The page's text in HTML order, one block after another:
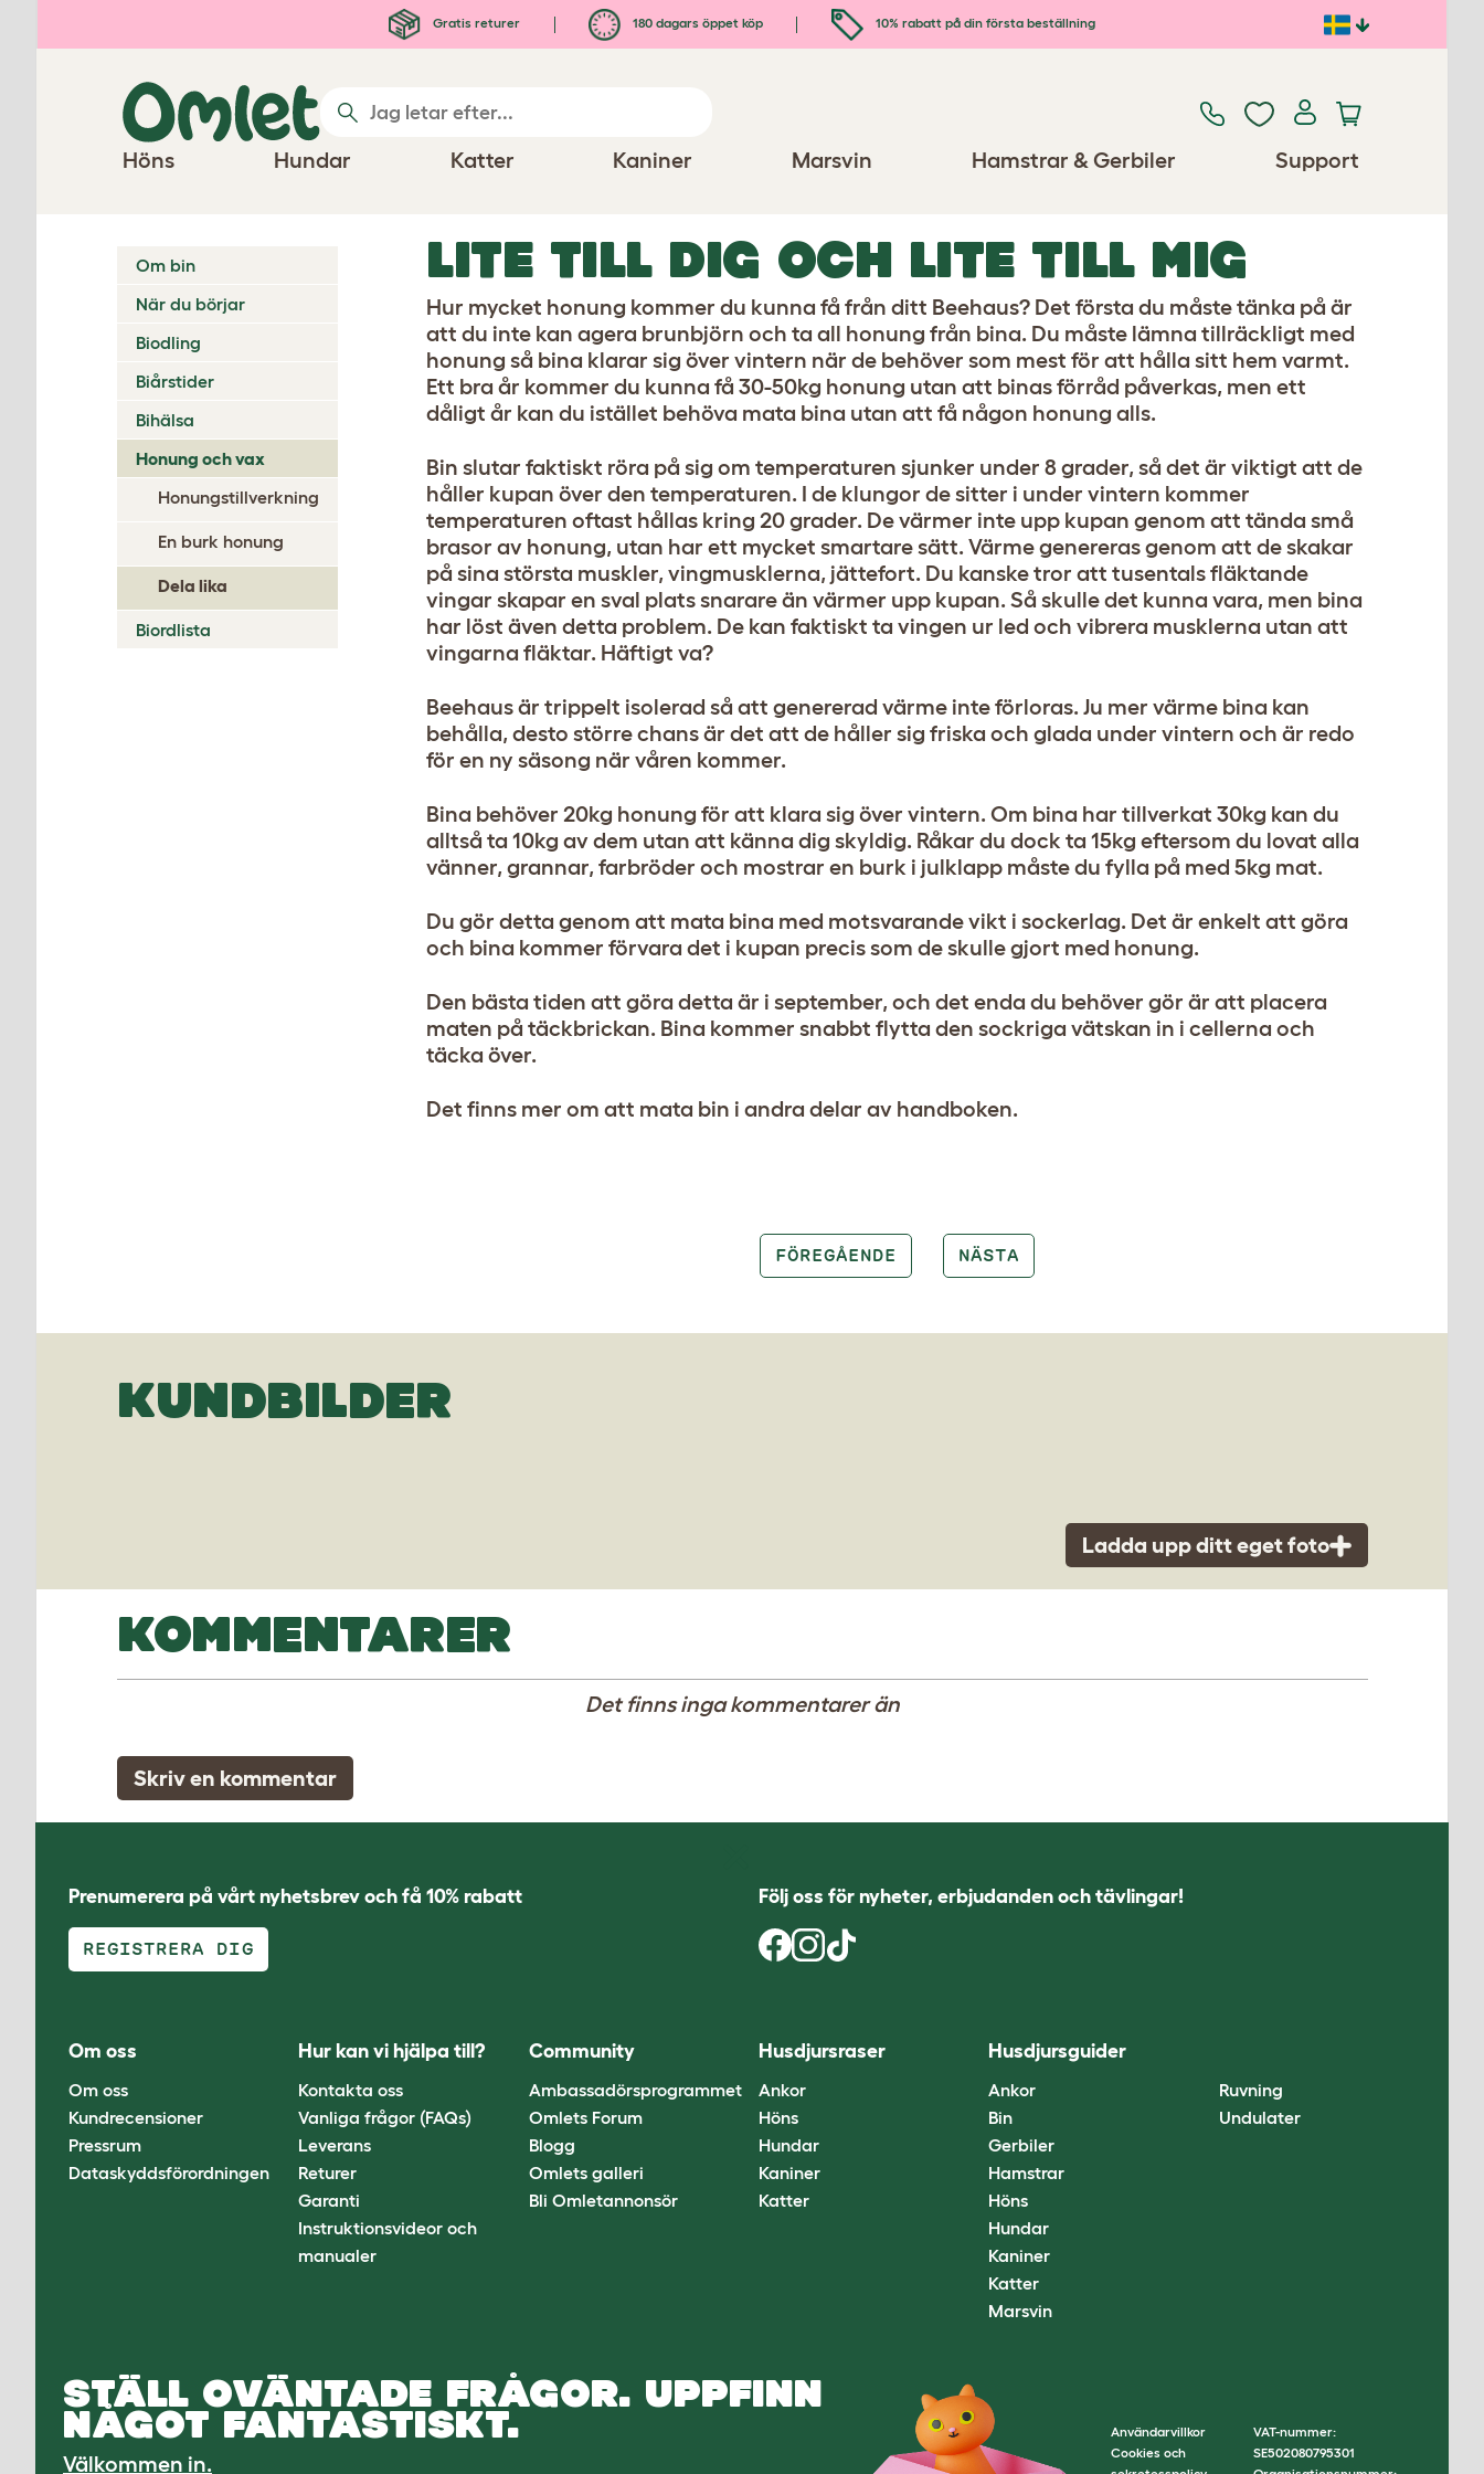
Gratis returer 180 dagars öppet köp 10% rabatt på din första beställning
Höns Hundar Katter Kaniner Marsvin Hamstrar & Gerbiler Support
Om bin
När du börjar
Biodling
Biårstider
Bihälsa
Honung och vax
Honungstillverkning
En burk honung
Dela lika
Biordlista
LITE TILL DIG OCH LITE TILL MIG
Hur mycket honung kommer du kunna få från ditt Beehaus? Det första du måste tänka på är
att du inte kan agera brunbjörn och ta all honung från bina. Du måste lämna tillräckligt med
honung så bina klarar sig över vintern när de behöver som mest för att hålla sitt hem varmt.
Ett bra år kommer du kunna få 30-50kg honung utan att binas förråd påverkas, men ett
dåligt år kan du istället behöva mata bina utan att få någon honung alls.
Bin slutar faktiskt röra på sig om temperaturen sjunker under 8 grader, så det är viktigt att de
håller kupan över den temperaturen. I de klungor de sitter i under vintern kommer
temperaturen oftast hållas kring 20 grader. De värmer inte upp kupan genom att tända små
brasor av honung, utan har ett mycket smartare sätt. Värme genereras genom att de skakar
på sina största muskler, vingmusklerna, jättefort. Du kanske tror att tusentals fläktande
vingar skapar en sval plats snarare än värmer upp kupan. Så skulle det kunna vara, men bina
har löst även detta problem. De kan faktiskt ta vingen ur led och vibrera musklerna utan att
vingarna fläktar. Häftigt va?
Beehaus är trippelt isolerad så att genererad värme inte förloras. Ju mer värme bina kan
behålla, desto större chans är det att de håller sig friska och glada under vintern och är redo
för en ny säsong när våren kommer.
Bina behöver 20kg honung för att klara sig över vintern. Om bina har tillverkat 30kg kan du
alltså ta 10kg av dem utan att känna dig skyldig. Råkar du dock ta 15kg eftersom du lovat alla
vänner, grannar, farbröder och mostrar en burk i julklapp måste du fylla på med 5kg mat.
Du gör detta genom att mata bina med motsvarande vikt i sockerlag. Det är enkelt att göra
och bina kommer förvara det i kupan precis som de skulle gjort med honung.
Den bästa tiden att göra detta är i september, och det enda du behöver gör är att placera
maten på täckbrickan. Bina kommer snabbt flytta den sockriga vätskan in i cellerna och
täcka över.
Det finns mer om att mata bin i andra delar av handboken.
FÖREGÅENDE NÄSTA
KUNDBILDER
Ladda upp ditt eget foto
KOMMENTARER
Det finns inga kommentarer än
Skriv en kommentar
Prenumerera på vårt nyhetsbrev och få 10% rabatt
REGISTRERA DIG
Följ oss för nyheter, erbjudanden och tävlingar!
Om oss
Om oss
Kundrecensioner
Pressrum
Dataskyddsförordningen
Hur kan vi hjälpa till?
Kontakta oss
Vanliga frågor (FAQs)
Leverans
Returer
Garanti
Instruktionsvideor och
manualer
Community
Ambassadörsprogrammet
Omlets Forum
Blogg
Omlets galleri
Bli Omletannonsör
Husdjursraser
Ankor
Höns
Hundar
Kaniner
Katter
Husdjursguider
Ankor
Bin
Gerbiler
Hamstrar
Höns
Hundar
Kaniner
Katter
Marsvin
Ruvning
Undulater
STÄLL OVÄNTADE FRÅGOR. UPPFINN
NÅGOT FANTASTISKT.
Välkommen in.
Användarvillkor
Cookies och
VAT-nummer:
SE502080795301